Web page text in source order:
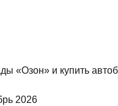
«Озон» и купить
2026